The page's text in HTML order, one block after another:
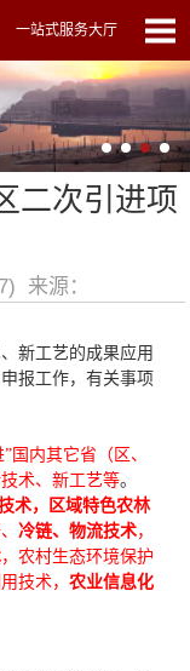
一站式服务大厅
二次引进项
) 来源：
新工艺的成果应用
报工作，有关事项
” 国内其它省（区、
术、新工艺等。
术，区域特色农林
冷链、物流技术，
，农村生态环境保护
技术，农业信息化